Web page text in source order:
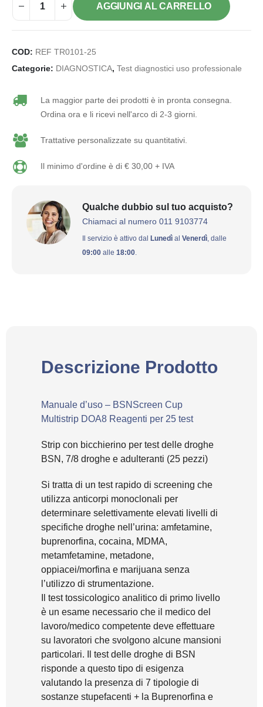
AGGIUNGI AL CARRELLO
COD: REF TR0101-25
Categorie: DIAGNOSTICA, Test diagnostici uso professionale
La maggior parte dei prodotti è in pronta consegna.
Ordina ora e li ricevi nell'arco di 2-3 giorni.
Trattative personalizzate su quantitativi.
Il minimo d'ordine è di € 30,00 + IVA
Qualche dubbio sul tuo acquisto?
Chiamaci al numero 011 9103774
Il servizio è attivo dal Lunedì al Venerdì, dalle
09:00 alle 18:00.
Descrizione Prodotto
Manuale d’uso – BSNScreen Cup
Multistrip DOA8 Reagenti per 25 test
Strip con bicchierino per test delle droghe
BSN, 7/8 droghe e adulteranti (25 pezzi)
Si tratta di un test rapido di screening che
utilizza anticorpi monoclonali per
determinare selettivamente elevati livelli di
specifiche droghe nell’urina: amfetamine,
buprenorfina, cocaina, MDMA,
metamfetamine, metadone,
oppiacei/morfina e marijuana senza
l’utilizzo di strumentazione.
Il test tossicologico analitico di primo livello
è un esame necessario che il medico del
lavoro/medico competente deve effettuare
su lavoratori che svolgono alcune mansioni
particolari. Il test delle droghe di BSN
risponde a questo tipo di esigenza
valutando la presenza di 7 tipologie di
sostanze stupefacenti + la Buprenorfina e